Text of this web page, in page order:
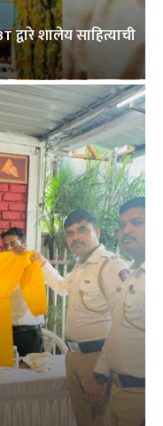
द्वारे शालेय साहित्याची